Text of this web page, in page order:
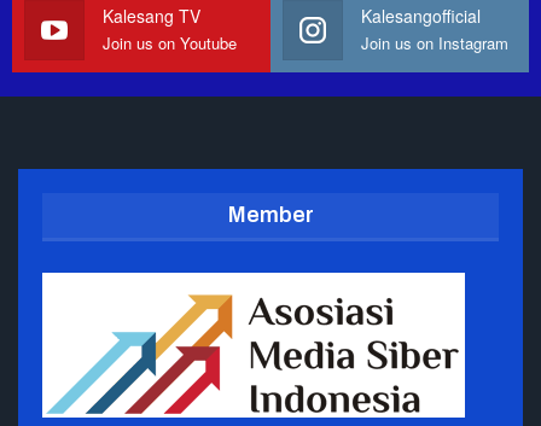
Kalesang TV
Join us on Youtube
Kalesangofficial
Join us on Instagram
Member